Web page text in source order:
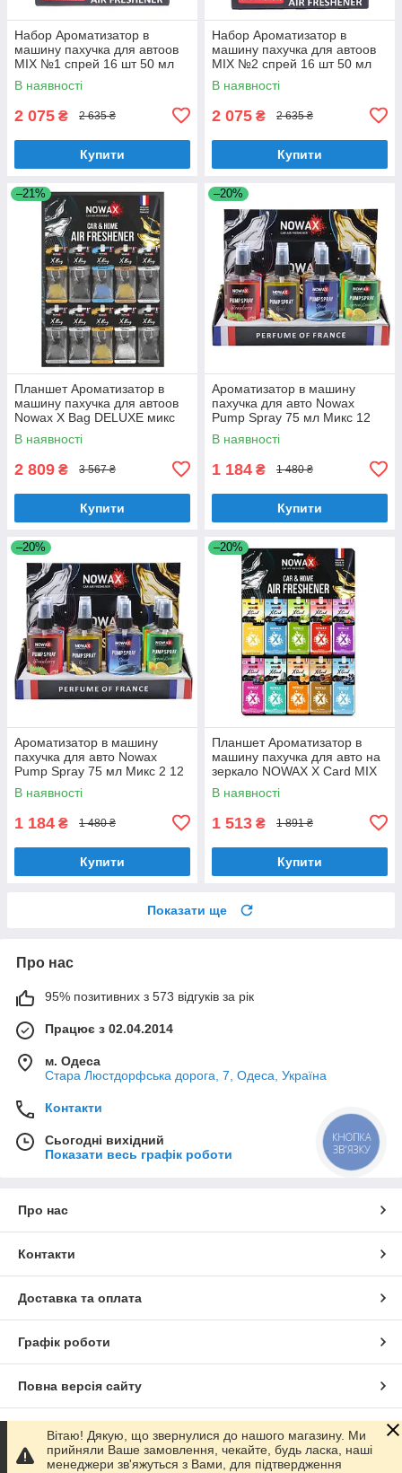
Набор Ароматизатор в
машину пахучка для автоов
MIX №1 спрей 16 шт 50 мл
Nowax X Spray (NX07771)
В наявності
2 075 ₴ 2 635 ₴
Купити
Набор Ароматизатор в
машину пахучка для автоов
MIX №2 спрей 16 шт 50 мл
Nowax X Spray (NX07772)
В наявності
2 075 ₴ 2 635 ₴
Купити
–21%
Планшет Ароматизатор в
машину пахучка для автоов
Nowax X Bag DELUXE микс
(NX07588)
В наявності
2 809 ₴ 3 567 ₴
Купити
–20%
Ароматизатор в машину
пахучка для авто Nowax
Pump Spray 75 мл Микс 12
шт в упаковке (NX07530)
В наявності
1 184 ₴ 1 480 ₴
Купити
–20%
Ароматизатор в машину
пахучка для авто Nowax
Pump Spray 75 мл Микс 2 12
шт в упаковке (NX07530)
В наявності
1 184 ₴ 1 480 ₴
Купити
–20%
Планшет Ароматизатор в
машину пахучка для авто на
зеркало NOWAX X Card MIX
№1 50 шт (NX07544)
В наявності
1 513 ₴ 1 891 ₴
Купити
Показати ще
Про нас
95% позитивних з 573 відгуків за рік
Працює з 02.04.2014
м. Одеса
Стара Люстдорфська дорога, 7, Одеса, Україна
Контакти
Сьогодні вихідний
Показати весь графік роботи
Про нас
Контакти
Доставка та оплата
Графік роботи
Повна версія сайту
Сайт створено на маркетплейсі
Вітаю! Дякую, що звернулися до нашого магазину. Ми
прийняли Ваше замовлення, чекайте, будь ласка, наші
менеджери зв'яжуться з Вами, для підтвердження
КНОПКА
ЗВ'ЯЗКУ